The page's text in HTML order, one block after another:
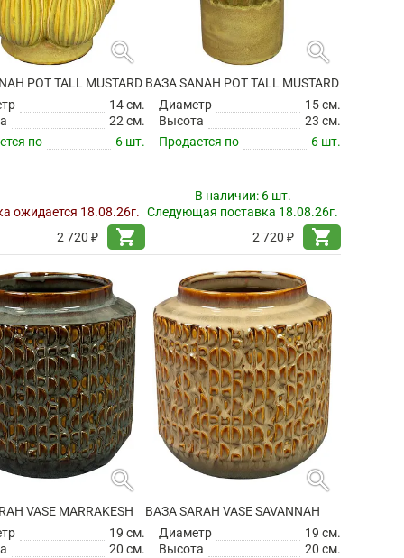
search
POT TALL MUSTARD
14 см.
22 см.
по
6 шт.
ожидается 18.08.26г.
2 720 ₽
shopping_cart
search
ВАЗА SANAH POT TALL MUSTARD
Диаметр
15 см.
Высота
23 см.
Продается по
6 шт.
В наличии: 6 шт.
Следующая поставка 18.08.26г.
2 720 ₽
shopping_cart
search
VASE MARRAKESH
19 см.
20 см.
search
ВАЗА SARAH VASE SAVANNAH
Диаметр
19 см.
Высота
20 см.